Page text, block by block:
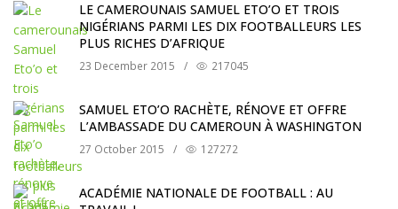
LE CAMEROUNAIS SAMUEL ETO’O ET TROIS
NIGÉRIANS PARMI LES DIX FOOTBALLEURS LES
PLUS RICHES D’AFRIQUE
23 December 2015 / 217045
SAMUEL ETO’O RACHÈTE, RÉNOVE ET OFFRE
L’AMBASSADE DU CAMEROUN À WASHINGTON
27 October 2015 / 127272
ACADÉMIE NATIONALE DE FOOTBALL : AU